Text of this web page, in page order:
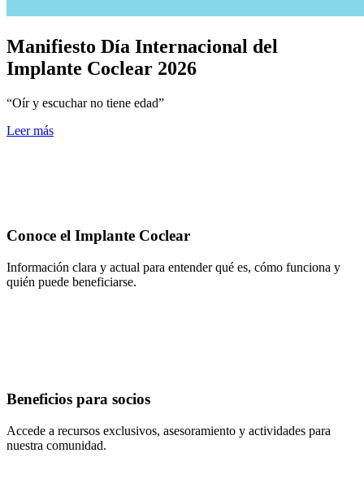
Manifiesto Día Internacional del
Implante Coclear 2026
“Oír y escuchar no tiene edad”
Leer más
Conoce el Implante Coclear
Información clara y actual para entender qué es, cómo funciona y
quién puede beneficiarse.
Beneficios para socios
Accede a recursos exclusivos, asesoramiento y actividades para
nuestra comunidad.